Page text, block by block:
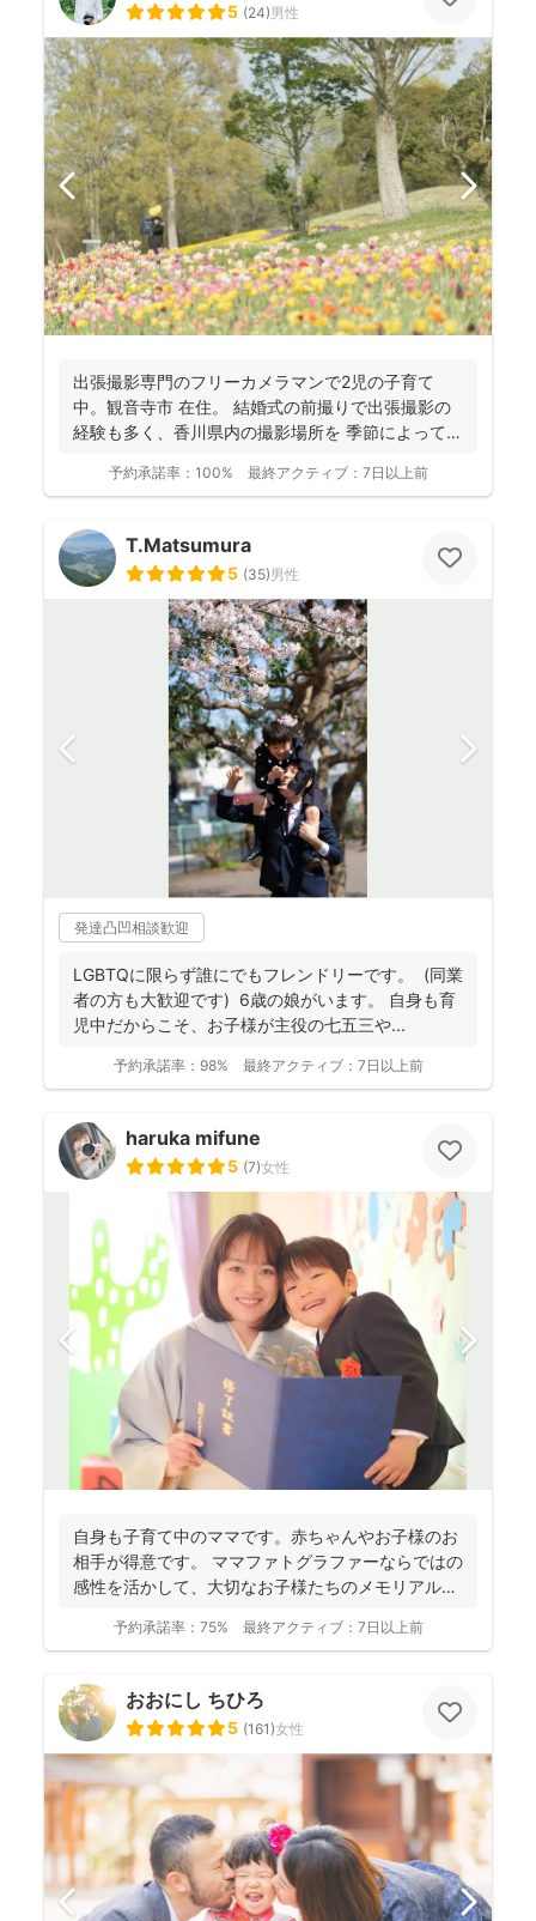
5 (24)男性
出張撮影専門のフリーカメラマンで2児の子育て
中。観音寺市 在住。 結婚式の前撮りで出張撮影の
経験も多く、香川県内の撮影場所を 季節によって最
予約承諾率： 100% 最終アクティブ： 7日以上前
T.Matsumura
5 (35)男性
発達凸凹相談歓迎
LGBTQに限らず誰にでもフレンドリーです。 (同業
者の方も大歓迎です) 6歳の娘がいます。 自身も育
児中だからこそ、お子様が主役の七五三や...
予約承諾率： 98% 最終アクティブ： 7日以上前
haruka mifune
5 (7)女性
自身も子育て中のママです。赤ちゃんやお子様のお
相手が得意です。 ママファトグラファーならではの
感性を活かして、大切なお子様たちのメモリアルシ
予約承諾率： 75% 最終アクティブ： 7日以上前
おおにし ちひろ
5 (161)女性